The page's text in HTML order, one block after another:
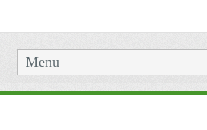
Menu